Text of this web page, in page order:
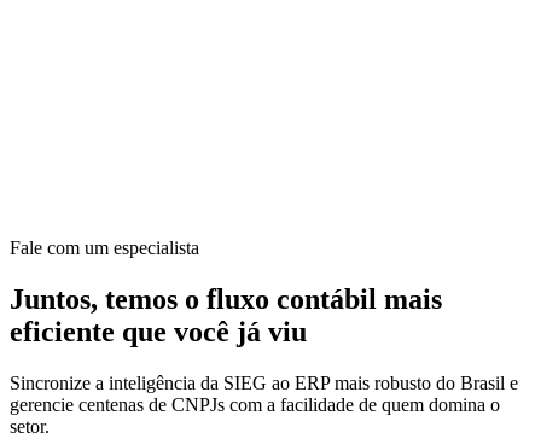
Fale com um especialista
Juntos, temos o fluxo contábil mais
eficiente que você já viu
Sincronize a inteligência da SIEG ao ERP mais robusto do Brasil e
gerencie centenas de CNPJs com a facilidade de quem domina o
setor.